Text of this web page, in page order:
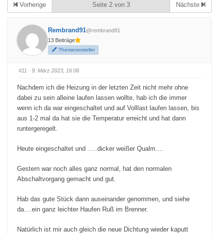
Vorherige Seite 2 von 3 Nächste
Rembrand91@rembrand91
13 Beiträge
Themenersteller
#11 · 9. März 2023, 16:06
Nachdem ich die Heizung in der letzten Zeit nicht mehr ohne
dabei zu sein alleine laufen lassen wollte, hab ich die immer
wenn ich da war eingeschaltet und auf Volllast laufen lassen, bis
aus 1-2 mal da hat sie die Temperatur erreicht und hat dann
runtergeregelt.
Heute eingeschaltet und .....dicker weißer Qualm....
Gestern war noch alles ganz normal, hat den normalen
Abschaltvorgang gemacht und gut.
Hab das gute Stück dann auseinander genommen, und siehe
da....ein ganz leichter Haufen Ruß im Brenner.
Natürlich ist mir auch gleich die neue Dichtung wieder kaputt